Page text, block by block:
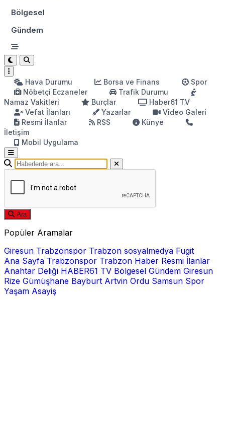
Bölgesel
Gündem
Hava Durumu Borsa ve Finans
Spor
Nöbetçi Eczaneler
Trafik Durumu
Namaz Vakitleri
Burçlar
Haber61 TV
Vefat İlanları
Yazarlar
Video Galeri
Resmi İlanlar
RSS
Künye
İletişim
Mobil Uygulama
Ara
Popüler Aramalar
Giresun Trabzonspor Trabzon sosyalmedya Fugit
Ana Sayfa Trabzonspor Trabzon Haber Resmi İlanlar
Anahtar Deliği HABER61 TV Bölgesel Gündem Giresun
Rize Gümüşhane Bayburt Artvin Ordu Samsun Spor
Yaşam Asayiş